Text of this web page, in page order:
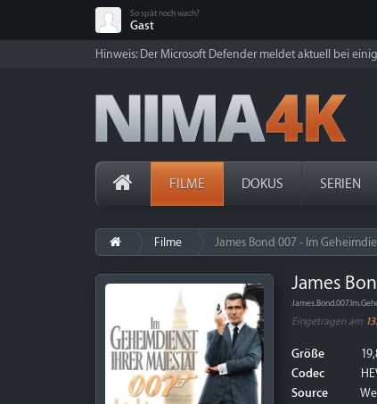
So spät noch wach?
Gast
Hinweis: Der Microsoft Defender meldet aktuell bei
FILME DOKUS SERIEN
Filme James Bond 007 - Im
James
Eingetragen am
Größe
Codec
Source